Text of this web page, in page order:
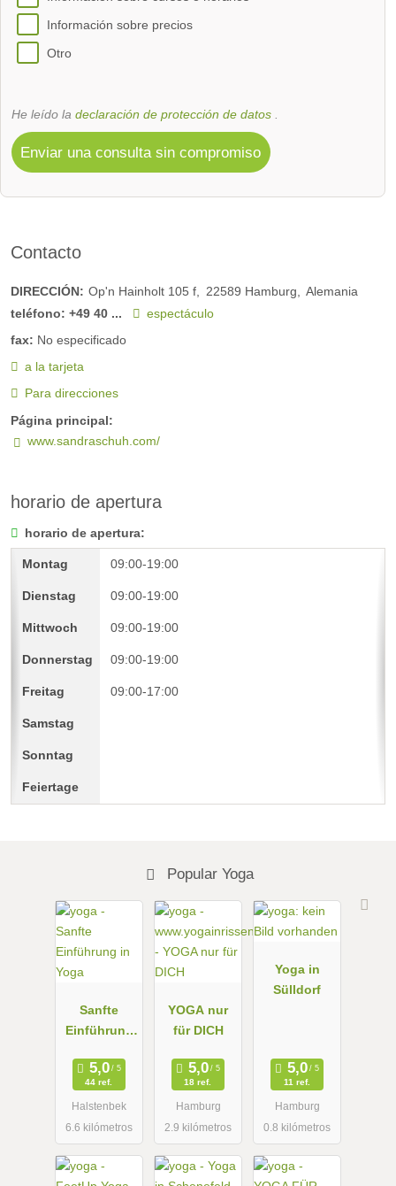
Información sobre precios
Otro
He leído la declaración de protección de datos
Enviar una consulta sin compromiso
Contacto
DIRECCIÓN: Op'n Hainholt 105 f 22589 Hamburg
Alemania
teléfono: +49 40 ...
espectáculo
fax: No especificado
a la tarjeta
Para direcciones
Página principal:
www.sandraschuh.com/
horario de apertura
horario de apertura:
09:00-19:00
09:00-19:00
09:00-19:00
09:00-19:00
09:00-17:00
Popular Yoga
Sanfte
Einführung
44 ref.
Halstenbek
6.6 kilómetros
YOGA nur
für DICH
18 ref.
Hamburg
2.9 kilómetros
Yoga in
Sülldorf
11 ref.
Hamburg
0.8 kilómetros